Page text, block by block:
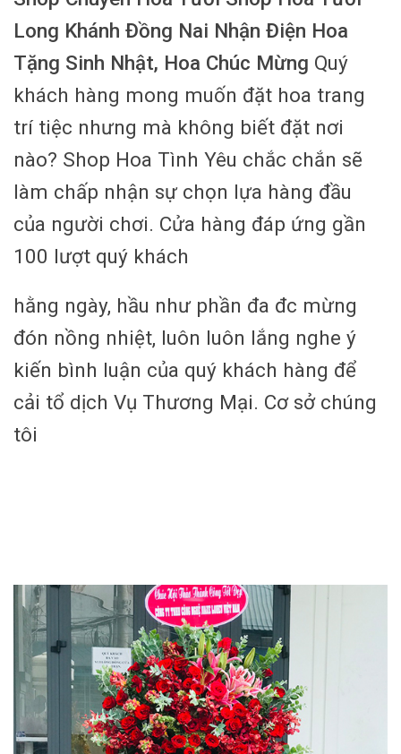
Long Khánh Đồng Nai Nhận Điện Hoa
Tặng Sinh Nhật, Hoa Chúc Mừng Quý
khách hàng mong muốn đặt hoa trang
trí tiệc nhưng mà không biết đặt nơi
nào? Shop Hoa Tình Yêu chắc chắn sẽ
làm chấp nhận sự chọn lựa hàng đầu
của người chơi. Cửa hàng đáp ứng gần
100 lượt quý khách
hằng ngày, hầu như phần đa đc mừng
đón nồng nhiệt, luôn luôn lắng nghe ý
kiến ​​bình luận của quý khách hàng để
cải tổ dịch Vụ Thương Mại. Cơ sở chúng
tôi